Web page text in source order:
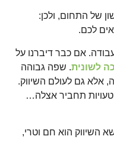
ראשון של התחום, ולכן:
לכם.
אם כבר דיברנו על
לשונית. שפה גבוהה
אלא גם לעולם השיווק.
תחביר אצלה…
השיווק הוא חם וטרי,